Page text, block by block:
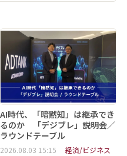
AI時代、「暗黙知」は継承でき
るのか 「デジブレ」説明会／
ラウンドテーブル
2026.08.03 15:15 経済/ビジネス